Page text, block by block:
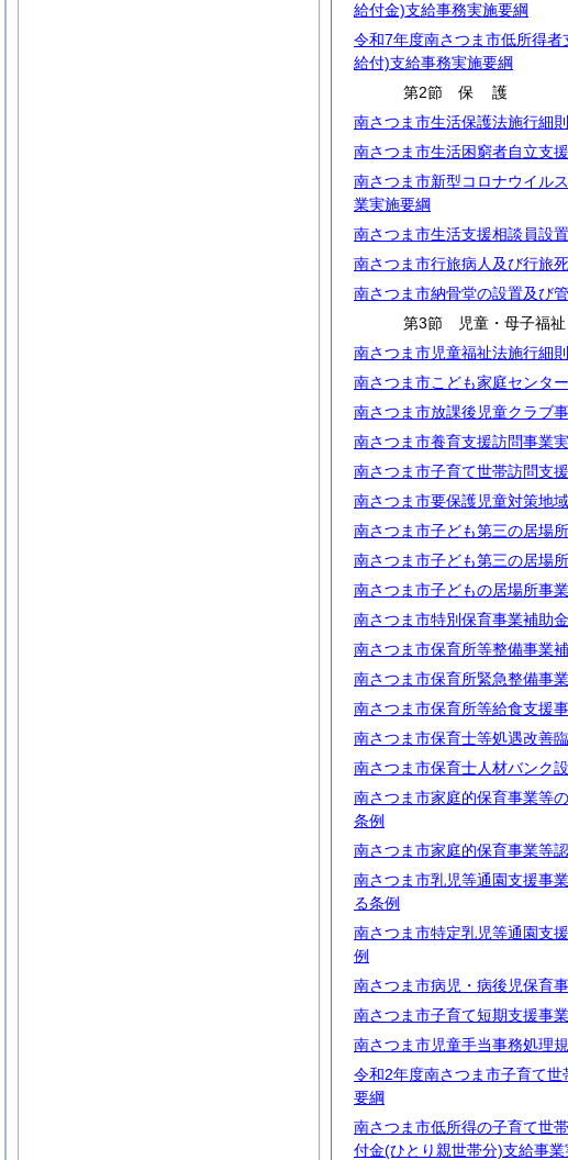
給付金)支給事務実施要綱
令和7年度南さつま市低所得
給付)支給事務実施要綱
第2節 保護
南さつま市生活保護法施行細則
南さつま市生活困窮者自立支
南さつま市新型コロナウイル
業実施要綱
南さつま市生活支援相談員設
南さつま市行旅病人及び行旅
南さつま市納骨堂の設置及び
第3節 児童・母子福祉
南さつま市児童福祉法施行細則
南さつま市こども家庭センタ
南さつま市放課後児童クラブ
南さつま市養育支援訪問事業
南さつま市子育て世帯訪問支
南さつま市要保護児童対策地
南さつま市子ども第三の居場
南さつま市子ども第三の居場
南さつま市子どもの居場所事
南さつま市特別保育事業補助
南さつま市保育所等整備事業
南さつま市保育所緊急整備事
南さつま市保育所等給食支援
南さつま市保育士等処遇改善
南さつま市保育士人材バンク
南さつま市家庭的保育事業等
条例
南さつま市家庭的保育事業等
南さつま市乳児等通園支援事
る条例
南さつま市特定乳児等通園支
例
南さつま市病児・病後児保育
南さつま市子育て短期支援事
南さつま市児童手当事務処理規
令和2年度南さつま市子育て
要綱
南さつま市低所得の子育て世
付金(ひとり親世帯分)支給事業